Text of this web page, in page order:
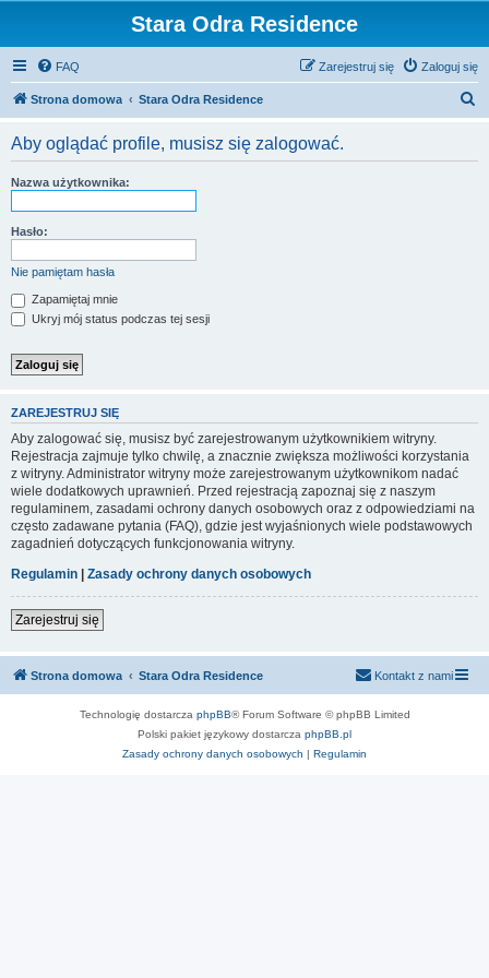
Stara Odra Residence
FAQ Zaloguj się
Zarejestruj się
Strona domowa Stara Odra Residence
Aby oglądać profile, musisz się zalogować.
Nazwa użytkownika:
Hasło:
Nie pamiętam hasła
Zapamiętaj mnie
Ukryj mój status podczas tej sesji
ZAREJESTRUJ SIĘ
Aby zalogować się, musisz być zarejestrowanym użytkownikiem witryny.
Rejestracja zajmuje tylko chwilę, a znacznie zwiększa możliwości korzystania
z witryny. Administrator witryny może zarejestrowanym użytkownikom nadać
wiele dodatkowych uprawnień. Przed rejestracją zapoznaj się z naszym
regulaminem, zasadami ochrony danych osobowych oraz z odpowiedziami na
często zadawane pytania (FAQ), gdzie jest wyjaśnionych wiele podstawowych
zagadnień dotyczących funkcjonowania witryny.
Regulamin | Zasady ochrony danych osobowych
Zarejestruj się
Strona domowa Stara Odra Residence Kontakt z nami
Technologię dostarcza phpBB® Forum Software © phpBB Limited
Polski pakiet językowy dostarcza phpBB.pl
Zasady ochrony danych osobowych | Regulamin